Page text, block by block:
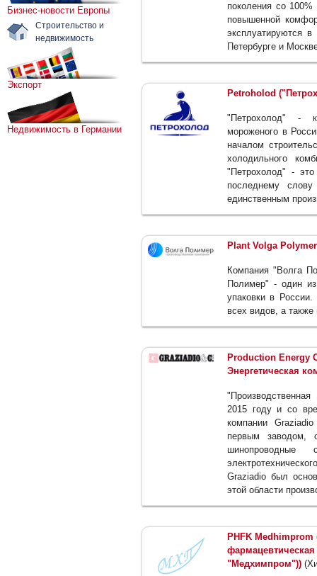
Бизнес-новости Европы
Строительство и
недвижимость
Экспорт
Недвижимость в Германии
поколения со
повышенной
эксплуатируются
Петербурге и
Petroholod
"Петрохолод" -
мороженого в
началом
холодильного
"Петрохолод" - это
последнему
единственным
Plant Volga
Компания "Волга
Полимер" - один
упаковки в России.
всех видов, а
Production Energy
Энергетическая
2015 году и со
компании
первым заводом,
Graziadio был
этой области
PHFK
"Медхимпром"))